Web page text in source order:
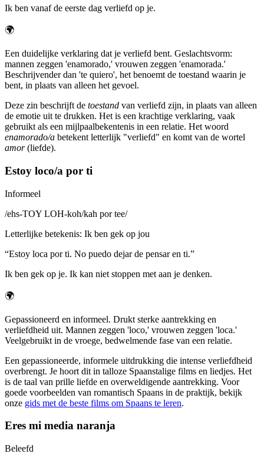
Ik ben vanaf de eerste dag verliefd op je.
🌍
Een duidelijke verklaring dat je verliefd bent. Geslachtsvorm:
mannen zeggen 'enamorado,' vrouwen zeggen 'enamorada.'
Beschrijvender dan 'te quiero', het benoemt de toestand waarin je
bent, in plaats van alleen het gevoel.
Deze zin beschrijft de toestand van verliefd zijn, in plaats van alleen
de emotie uit te drukken. Het is een krachtige verklaring, vaak
gebruikt als een mijlpaalbekentenis in een relatie. Het woord
enamorado/a betekent letterlijk "verliefd" en komt van de wortel
amor(liefde).
Estoy loco/a por ti
Informeel
/ehs-TOY LOH-koh/kah por tee/
Letterlijke betekenis: Ik ben gek op jou
“Estoy loca por ti. No puedo dejar de pensar en ti.”
Ik ben gek op je. Ik kan niet stoppen met aan je denken.
🌍
Gepassioneerd en informeel. Drukt sterke aantrekking en
verliefdheid uit. Mannen zeggen 'loco,' vrouwen zeggen 'loca.'
Veelgebruikt in de vroege, bedwelmende fase van een relatie.
Een gepassioneerde, informele uitdrukking die intense verliefdheid
overbrengt. Je hoort dit in talloze Spaanstalige films en liedjes. Het
is de taal van prille liefde en overweldigende aantrekking. Voor
goede voorbeelden van romantisch Spaans in de praktijk, bekijk
onze gids met de beste films om Spaans te leren.
Eres mi media naranja
Beleefd